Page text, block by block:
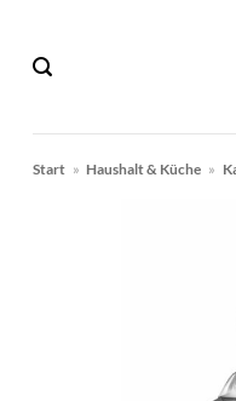
springen
Start » Haushalt & Küche »